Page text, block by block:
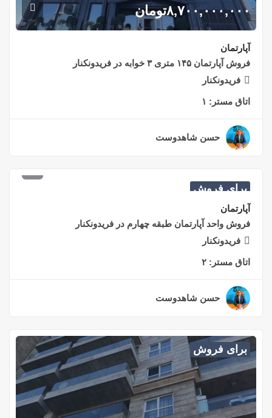
۸,۷۰۰,۰۰۰,۰۰۰تومان
آپارتمان
فروش آپارتمان ۱۴۵ متری ۳ خوابه در فریدونکنار
فریدونکنار
اتاق مستر: ۱
حسن شاهدوست
برای فروش
آپارتمان
فروش واحد آپارتمان طبقه چهارم در فریدونکنار
فریدونکنار
اتاق مستر: ۲
حسن شاهدوست
برای فروش